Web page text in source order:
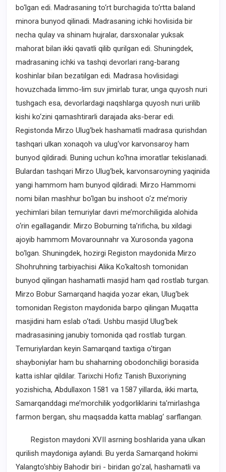
bo‘lgan edi. Madrasaning to‘rt burchagida to‘rtta baland
minora bunyod qilinadi. Madrasaning ichki hovlisida bir
necha qulay va shinam hujralar, darsxonalar yuksak
mahorat bilan ikki qavatli qilib qurilgan edi. Shuningdek,
madrasaning ichki va tashqi devorlari rang-barang
koshinlar bilan bezatilgan edi. Madrasa hovlisidagi
hovuzchada limmo-lim suv jimirlab turar, unga quyosh nuri
tushgach esa, devorlardagi naqshlarga quyosh nuri urilib
kishi ko‘zini qamashtirarli darajada aks-berar edi.
Registonda Mirzo Ulug‘bek hashamatli madrasa qurishdan
tashqari ulkan xonaqoh va ulug‘vor karvonsaroy ham
bunyod qildiradi. Buning uchun ko‘hna imoratlar tekislanadi.
Bulardan tashqari Mirzo Ulug‘bek, karvonsaroyning yaqinida
yangi hammom ham bunyod qildiradi. Mirzo Hammomi
nomi bilan mashhur bo‘lgan bu inshoot o‘z me’moriy
yechimlari bilan temuriylar davri me’morchiligida alohida
o‘rin egallagandir. Mirzo Boburning ta’rificha, bu xildagi
ajoyib hammom Movarounnahr va Xurosonda yagona
bo‘lgan. Shuningdek, hozirgi Registon maydonida Mirzo
Shohruhning tarbiyachisi Alika Ko‘kaltosh tomonidan
bunyod qilingan hashamatli masjid ham qad rostlab turgan.
Mirzo Bobur Samarqand haqida yozar ekan, Ulug‘bek
tomonidan Registon maydonida barpo qilingan Muqatta
masjidini ham eslab o‘tadi. Ushbu masjid Ulug‘bek
madrasasining janubiy tomonida qad rostlab turgan.
Temuriylardan keyin Samarqand taxtiga o‘tirgan
shayboniylar ham bu shaharning obodonchiligi borasida
katta ishlar qildilar. Tarixchi Hofiz Tanish Buxoriyning
yozishicha, Abdullaxon 1581 va 1587 yillarda, ikki marta,
Samarqanddagi me’morchilik yodgorliklarini ta’mirlashga
farmon bergan, shu maqsadda katta mablag‘ sarflangan.
Registon maydoni XVII asrning boshlarida yana ulkan
qurilish maydoniga aylandi. Bu yerda Samarqand hokimi
Yalangto‘shbiy Bahodir biri - biridan go‘zal, hashamatli va